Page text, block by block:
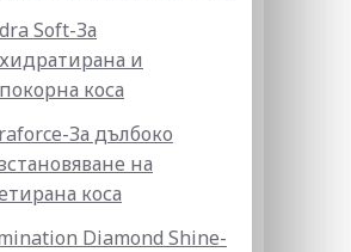
Soft-За
и
коса
За дълбоко
на
коса
Diamond Shine-